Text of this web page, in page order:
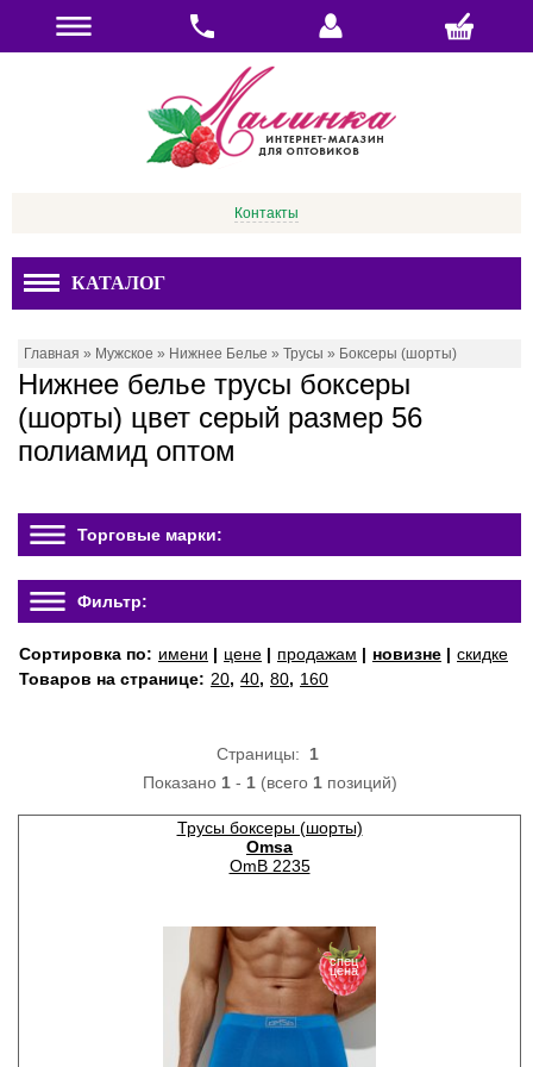
Контакты
КАТАЛОГ
Главная » Мужское » Нижнее Белье » Трусы » Боксеры (шорты)
Нижнее белье трусы боксеры
(шорты) цвет серый размер 56
полиамид оптом
Торговые марки:
Фильтр:
Сортировка по: имени | цене | продажам | новизне | скидке
Товаров на странице: 20, 40, 80, 160
Страницы: 1
Показано 1- 1(всего 1позиций)
Трусы боксеры (шорты)
Omsa
OmB 2235
спец
цена